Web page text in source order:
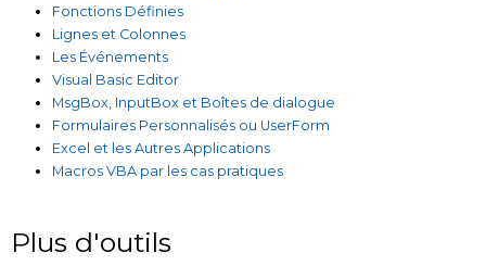
Fonctions Définies
Lignes et Colonnes
Les Événements
Visual Basic Editor
MsgBox, InputBox et Boîtes de dialogue
Formulaires Personnalisés ou UserForm
Excel et les Autres Applications
Macros VBA par les cas pratiques
Plus d'outils